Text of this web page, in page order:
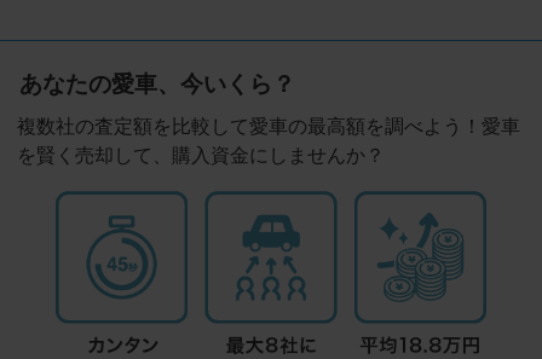
あなたの愛車、今いくら？
複数社の査定額を比較して愛車の最高額を調べよう！愛車
を賢く売却して、購入資金にしませんか？